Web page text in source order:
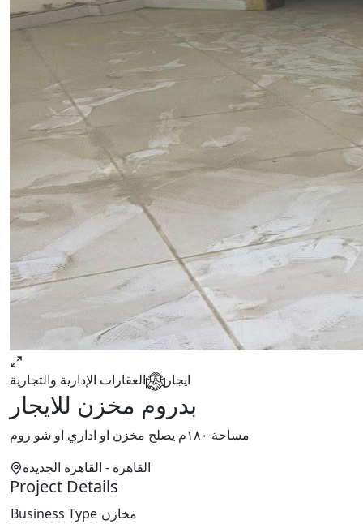
ايجار العقارات الإدارية والتجارية
بدروم مخزن للايجار
مساحة ١٨٠م يصلح مخزن او اداري او شو روم
القاهرة - القاهرة الجديدة
Project Details
Business Type مخازن